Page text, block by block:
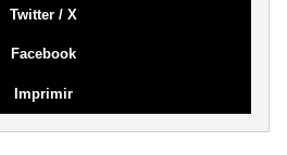
Twitter / X
Facebook
Imprimir